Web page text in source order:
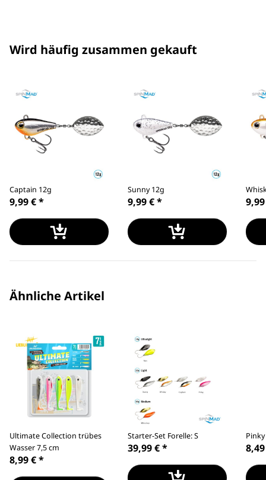
Wird häufig zusammen gekauft
Captain 12g
9,99 €*
Sunny 12g
9,99 €*
Ähnliche Artikel
Ultimate Collection trübes
Wasser 7,5 cm
8,99 €*
Starter-Set Forelle: S
39,99 €*